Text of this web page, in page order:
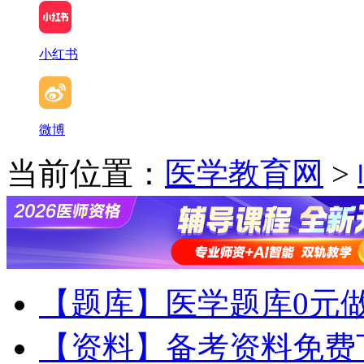
小红书
微博
当前位置： 医学教育网 >
【题库】医学题库0元
【资料】备考资料免